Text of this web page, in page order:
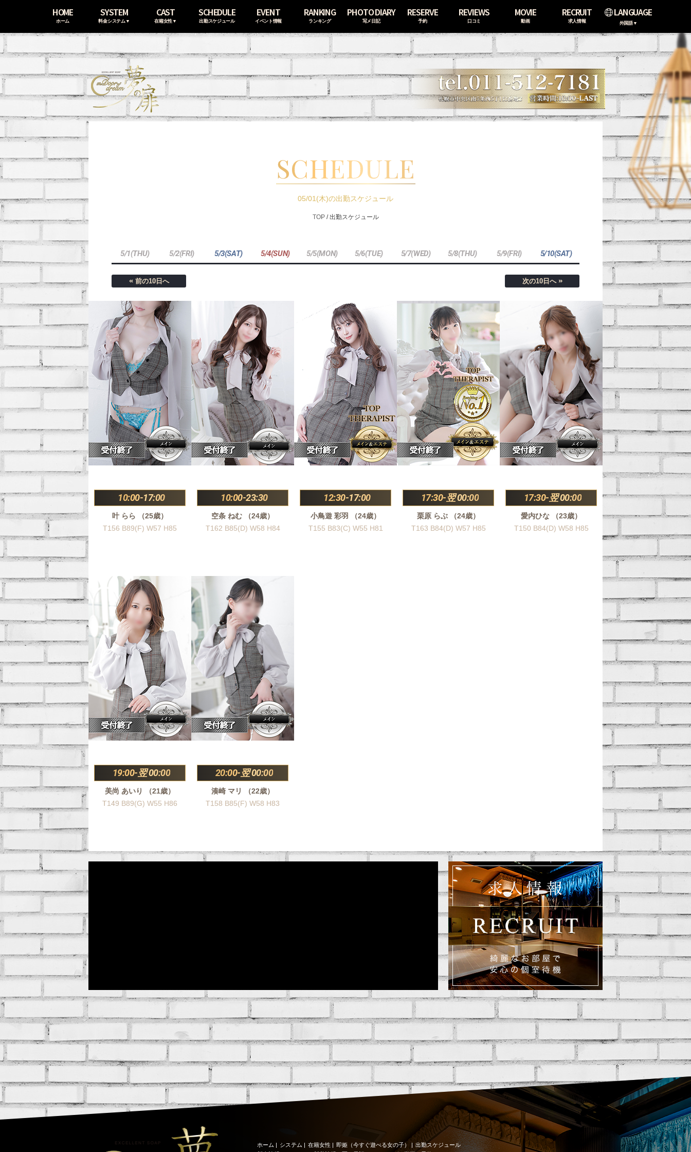
HOME
ホーム
SYSTEM
料金システム▼
CAST
在籍女性▼
SCHEDULE
出勤スケジュール
EVENT
イベント情報
RANKING
ランキング
PHOTO DIARY
写メ日記
RESERVE
予約
REVIEWS
口コミ
MOVIE
動画
RECRUIT
求人情報
LANGUAGE
外国語▼
SCHEDULE
05/01(木)の出勤スケジュール
TOP/出勤スケジュール
5/1(THU) 5/2(FRI) 5/3(SAT) 5/4(SUN) 5/5(MON) 5/6(TUE) 5/7(WED) 5/8(THU) 5/9(FRI) 5/10(SAT)
«前の10日へ 次の10日へ »
10:00-17:00
叶 らら （25歳）
T156 B89(F) W57 H85
10:00-23:30
空条 ねむ （24歳）
T162 B85(D) W58 H84
12:30-17:00
小鳥遊 彩羽 （24歳）
T155 B83(C) W55 H81
17:30-翌 00:00
栗原 らぶ （24歳）
T163 B84(D) W57 H85
17:30-翌 00:00
愛内ひな （23歳）
T150 B84(D) W58 H85
19:00-翌 00:00
美尚 あいり （21歳）
T149 B89(G) W55 H86
20:00-翌 00:00
湊崎 マリ （22歳）
T158 B85(F) W58 H83
ホーム | システム | 在籍女性 | 即姫（今すぐ遊べる女の子） | 出勤スケジュール